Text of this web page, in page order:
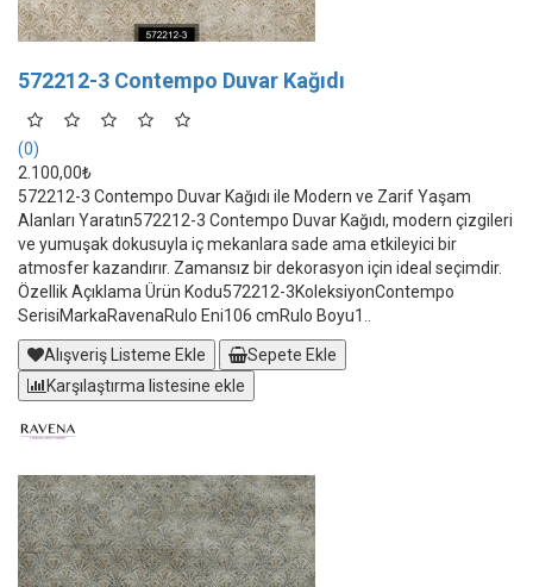
572212-3 Contempo Duvar Kağıdı
(0)
2.100,00₺
572212-3 Contempo Duvar Kağıdı ile Modern ve Zarif Yaşam
Alanları Yaratın572212-3 Contempo Duvar Kağıdı, modern çizgileri
ve yumuşak dokusuyla iç mekanlara sade ama etkileyici bir
atmosfer kazandırır. Zamansız bir dekorasyon için ideal seçimdir.
Özellik Açıklama Ürün Kodu572212-3KoleksiyonContempo
SerisiMarkaRavenaRulo Eni106 cmRulo Boyu1..
Alışveriş Listeme Ekle
Sepete Ekle
Karşılaştırma listesine ekle